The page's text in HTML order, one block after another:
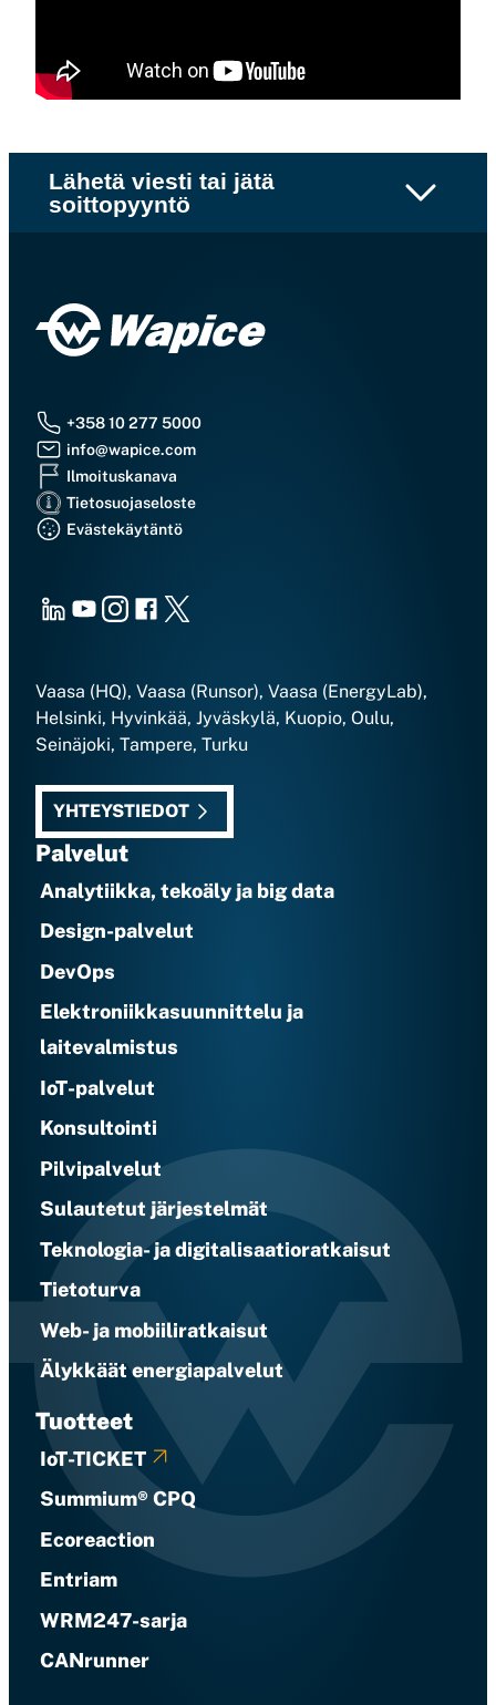
Lähetä viesti tai jätä
soittopyyntö
+358 10 277 5000
info@wapice.com
Ilmoituskanava
Tietosuojaseloste
Evästekäytäntö
LinkedInYoutubeInstagram
Facebook
X
Vaasa (HQ), Vaasa (Runsor), Vaasa (EnergyLab),
Helsinki, Hyvinkää, Jyväskylä, Kuopio, Oulu,
Seinäjoki, Tampere, Turku
YHTEYSTIEDOT
Palvelut
Analytiikka, tekoäly ja big data
Design-palvelut
DevOps
Elektroniikkasuunnittelu ja
laitevalmistus
IoT-palvelut
Konsultointi
Pilvipalvelut
Sulautetut järjestelmät
Teknologia- ja digitalisaatioratkaisut
Tietoturva
Web- ja mobiiliratkaisut
Älykkäät energiapalvelut
Tuotteet
IoT-TICKET
Summium® CPQ
Ecoreaction
Entriam
WRM247-sarja
CANrunner